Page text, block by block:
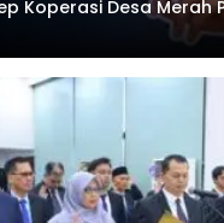
Koperasi Desa Merah